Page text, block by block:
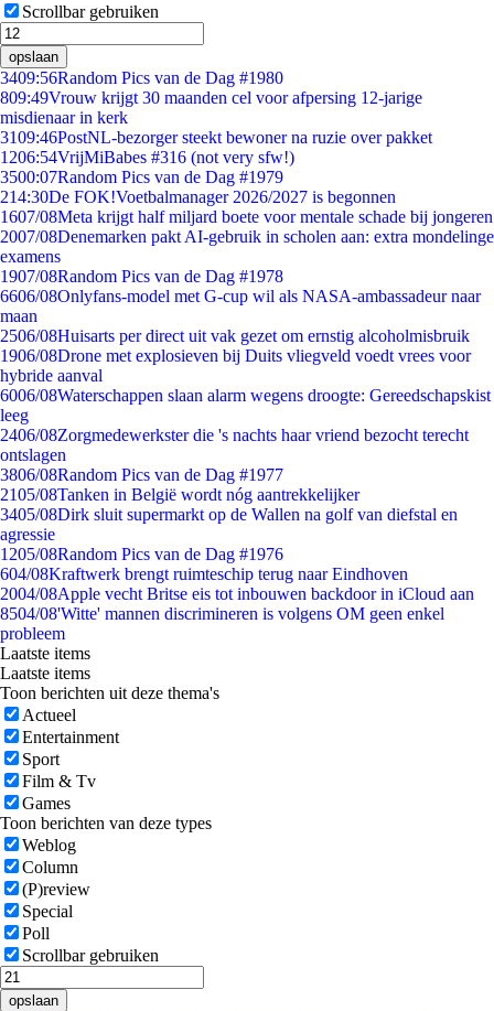
Scrollbar gebruiken
opslaan
3409:56Random Pics van de Dag #1980
809:49Vrouw krijgt 30 maanden cel voor afpersing 12-jarige
misdienaar in kerk
3109:46PostNL-bezorger steekt bewoner na ruzie over pakket
1206:54VrijMiBabes #316 (not very sfw!)
3500:07Random Pics van de Dag #1979
214:30De FOK!Voetbalmanager 2026/2027 is begonnen
1607/08Meta krijgt half miljard boete voor mentale schade bij jongeren
2007/08Denemarken pakt AI-gebruik in scholen aan: extra mondelinge
examens
1907/08Random Pics van de Dag #1978
6606/08Onlyfans-model met G-cup wil als NASA-ambassadeur naar
maan
2506/08Huisarts per direct uit vak gezet om ernstig alcoholmisbruik
1906/08Drone met explosieven bij Duits vliegveld voedt vrees voor
hybride aanval
6006/08Waterschappen slaan alarm wegens droogte: Gereedschapskist
leeg
2406/08Zorgmedewerkster die 's nachts haar vriend bezocht terecht
ontslagen
3806/08Random Pics van de Dag #1977
2105/08Tanken in België wordt nóg aantrekkelijker
3405/08Dirk sluit supermarkt op de Wallen na golf van diefstal en
agressie
1205/08Random Pics van de Dag #1976
604/08Kraftwerk brengt ruimteschip terug naar Eindhoven
2004/08Apple vecht Britse eis tot inbouwen backdoor in iCloud aan
8504/08'Witte' mannen discrimineren is volgens OM geen enkel
probleem
Laatste items
Laatste items
Toon berichten uit deze thema's
Actueel
Entertainment
Sport
Film & Tv
Games
Toon berichten van deze types
Weblog
Column
(P)review
Special
Poll
Scrollbar gebruiken
opslaan